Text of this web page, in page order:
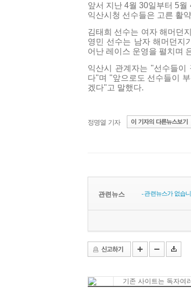
앞서 지난 4월 30일부터 5
익산시청 선수들은 고른 활
김태희 선수는 여자 해머던
영민 선수는 남자 해머던지
어난 레이스 운영을 펼치며
익산시 관계자는 "선수들이
다"며 "앞으로도 선수들이
겠다"고 말했다.
정명열 기자
관련뉴스 - 관련뉴스가 없습
기존 사이트는 독자여